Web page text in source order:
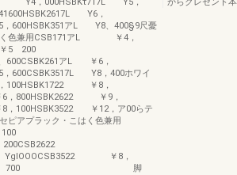
Y4，000HSBKτ717L Y5，
Y6，
600HSBK351アL Y8、400§9尺憂
く色兼用CSB171アL ￥4，
アL ￥5 200
アL ￥6，
Y8，400ホワイ
￥8，
800HSBK2622 ￥9，
￥12，ア00らテ
ピアプラック・こはく色兼用
￥5 100
200CSB2622
YglOOOCSB3522 ￥8，
Y12 700 脚
からクレセント